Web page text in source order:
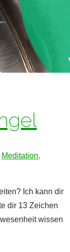
Meditation,
Ich kann dir
dir 13 Zeichen
wissen